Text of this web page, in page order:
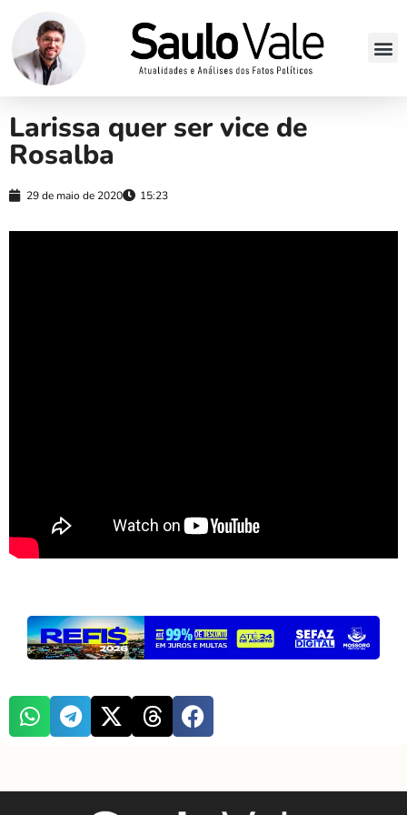
Larissa quer ser vice de
Rosalba
29 de maio de 2020 15:23